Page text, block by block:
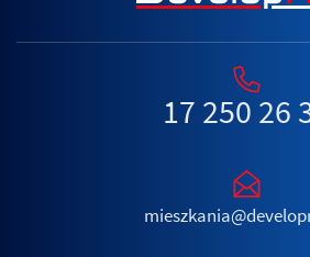
17 250 26